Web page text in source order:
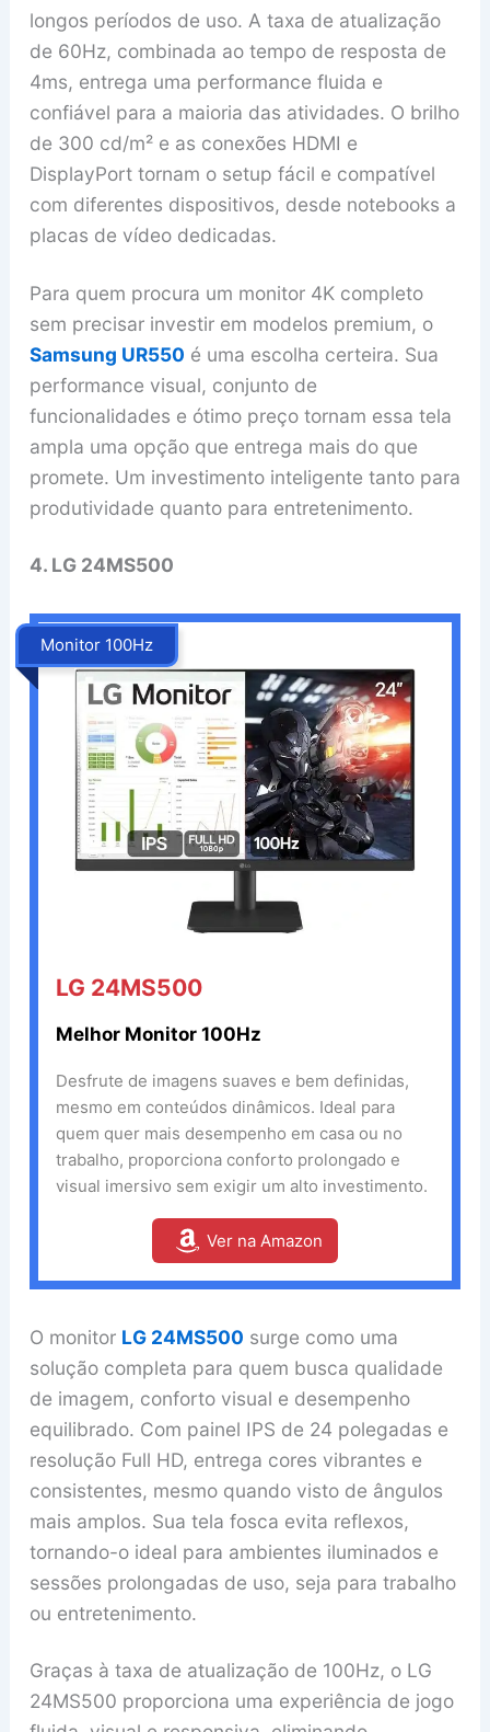
longos períodos de uso. A taxa de atualização
de 60Hz, combinada ao tempo de resposta de
4ms, entrega uma performance fluida e
confiável para a maioria das atividades. O brilho
de 300 cd/m² e as conexões HDMI e
DisplayPort tornam o setup fácil e compatível
com diferentes dispositivos, desde notebooks a
placas de vídeo dedicadas.
Para quem procura um monitor 4K completo
sem precisar investir em modelos premium, o
Samsung UR550 é uma escolha certeira. Sua
performance visual, conjunto de
funcionalidades e ótimo preço tornam essa tela
ampla uma opção que entrega mais do que
promete. Um investimento inteligente tanto para
produtividade quanto para entretenimento.
4. LG 24MS500
Monitor 100Hz
‎
LG 24MS500
Melhor Monitor 100Hz
Desfrute de imagens suaves e bem definidas,
mesmo em conteúdos dinâmicos. Ideal para
quem quer mais desempenho em casa ou no
trabalho, proporciona conforto prolongado e
visual imersivo sem exigir um alto investimento.
Ver na Amazon
O monitor LG 24MS500 surge como uma
solução completa para quem busca qualidade
de imagem, conforto visual e desempenho
equilibrado. Com painel IPS de 24 polegadas e
resolução Full HD, entrega cores vibrantes e
consistentes, mesmo quando visto de ângulos
mais amplos. Sua tela fosca evita reflexos,
tornando-o ideal para ambientes iluminados e
sessões prolongadas de uso, seja para trabalho
ou entretenimento.
Graças à taxa de atualização de 100Hz, o LG
24MS500 proporciona uma experiência de jogo